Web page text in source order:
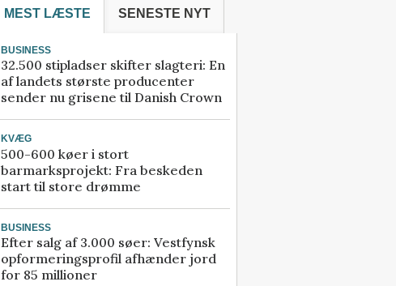
MEST LÆSTE SENESTE NYT
BUSINESS
32.500 stipladser skifter slagteri: En
af landets største producenter
sender nu grisene til Danish Crown
KVÆG
500-600 køer i stort
barmarksprojekt: Fra beskeden
start til store drømme
BUSINESS
Efter salg af 3.000 søer: Vestfynsk
opformeringsprofil afhænder jord
for 85 millioner